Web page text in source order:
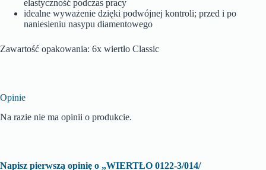
elastyczność podczas pracy
idealne wyważenie dzięki podwójnej kontroli; przed i po
naniesieniu nasypu diamentowego
Zawartość opakowania: 6x wiertło Classic
Opinie
Na razie nie ma opinii o produkcie.
Napisz pierwszą opinię o „WIERTŁO 0122-3/014/